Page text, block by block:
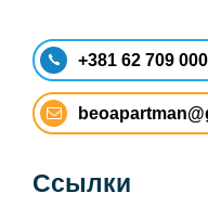
+381 62 709 000
Ссылки